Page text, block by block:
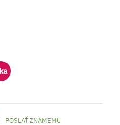
POSLAŤ ZNÁMEMU